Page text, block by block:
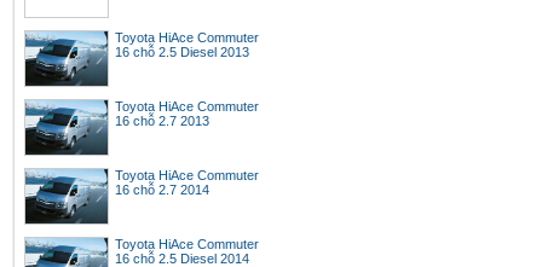
Toyota HiAce Commuter
16 chỗ 2.5 Diesel 2013
Toyota HiAce Commuter
16 chỗ 2.7 2013
Toyota HiAce Commuter
16 chỗ 2.7 2014
Toyota HiAce Commuter
16 chỗ 2.5 Diesel 2014